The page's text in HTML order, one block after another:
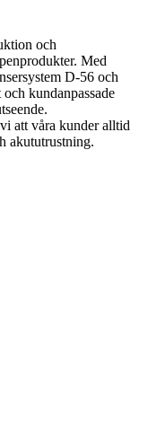
och
Med
D-56 och
kundanpassade
att våra kunder alltid
akututrustning.